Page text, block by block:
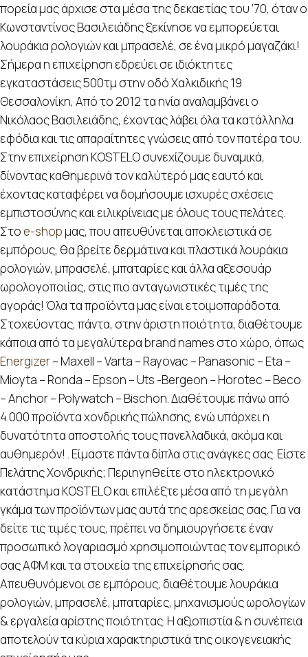
πορεία μας άρχισε στα μέσα της δεκαετίας του ’70, όταν ο
Κωνσταντίνος Βασιλειάδης ξεκίνησε να εμπορεύεται
λουράκια ρολογιών και μπρασελέ, σε ένα μικρό μαγαζάκι!
Σήμερα η επιχείρηση εδρεύει σε ιδιόκτητες
εγκαταστάσεις 500τμ στην οδό Χαλκιδικής 19
Θεσσαλονίκη, Από το 2012 τα ηνία αναλαμβάνει ο
Νικόλαος Βασιλειάδης, έχοντας λάβει όλα τα κατάλληλα
εφόδια και τις απαραίτητες γνώσεις από τον πατέρα του.
Στην επιχείρηση KOSTELO συνεχίζουμε δυναμικά,
δίνοντας καθημερινά τον καλύτερό μας εαυτό και
έχοντας καταφέρει να δομήσουμε ισχυρές σχέσεις
εμπιστοσύνης και ειλικρίνειας με όλους τους πελάτες.
Στο e-shopμας, που απευθύνεται αποκλειστικά σε
εμπόρους, θα βρείτε δερμάτινα και πλαστικά λουράκια
ρολογιών, μπρασελέ, μπαταρίες και άλλα αξεσουάρ
ωρολογοποιίας, στις πιο ανταγωνιστικές τιμές της
αγοράς! Όλα τα προϊόντα μας είναι ετοιμοπαράδοτα.
Στοχεύοντας, πάντα, στην άριστη ποιότητα, διαθέτουμε
κάποια από τα μεγαλύτερα brand names στο χώρο, όπως
Energizer– Maxell – Varta – Rayovac – Panasonic – Eta –
Mioyta – Ronda – Epson – Uts -Bergeon – Horotec – Beco
– Anchor – Polywatch – Bischon. Διαθέτουμε πάνω από
4.000 προϊόντα χονδρικής πώλησης, ενώ υπάρχει η
δυνατότητα αποστολής τους πανελλαδικά, ακόμα και
αυθημερόν! . Είμαστε πάντα δίπλα στις ανάγκες σας. Είστε
Πελάτης Χονδρικής; Περιηγηθείτε στο ηλεκτρονικό
κατάστημα KOSTELO και επιλέξτε μέσα από τη μεγάλη
γκάμα των προϊόντων μας αυτά της αρεσκείας σας. Για να
δείτε τις τιμές τους, πρέπει να δημιουργήσετε έναν
προσωπικό λογαριασμό χρησιμοποιώντας τον εμπορικό
σας ΑΦΜ και τα στοιχεία της επιχείρησής σας.
Απευθυνόμενοι σε εμπόρους, διαθέτουμε λουράκια
ρολογιών, μπρασελέ, μπαταρίες, μηχανισμούς ωρολογίων
& εργαλεία αρίστης ποιότητας. Η αξιοπιστία & η συνέπεια
αποτελούν τα κύρια χαρακτηριστικά της οικογενειακής